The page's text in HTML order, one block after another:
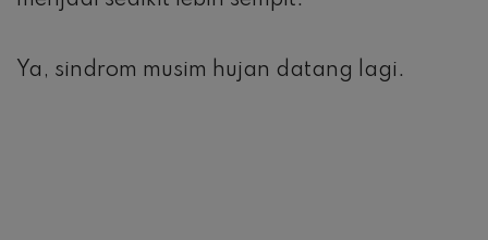
Ya, sindrom musim hujan datang lagi.